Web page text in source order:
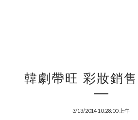
韓劇帶旺 彩妝銷
3/13/2014 10:28:00 上午